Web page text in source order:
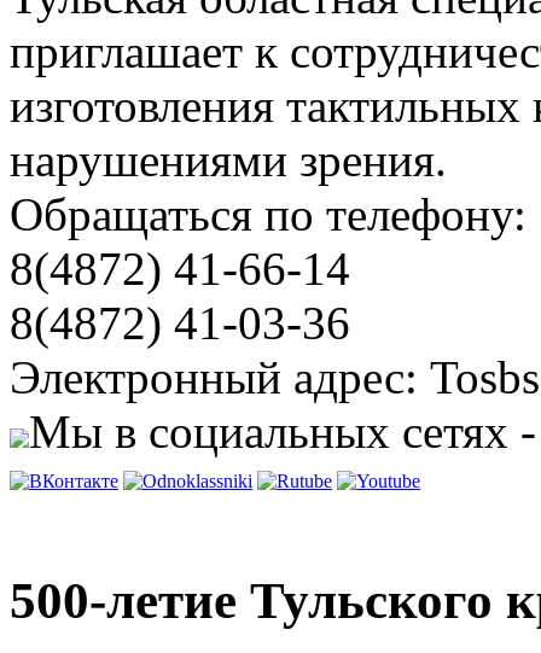
приглашает к
изготовления
нарушениями зрения.
Обращаться по телефону:
8(4872) 41-66-14
8(4872) 41-03-36
Электронный адрес:
Мы в социальных сетях
500-летие Тульского